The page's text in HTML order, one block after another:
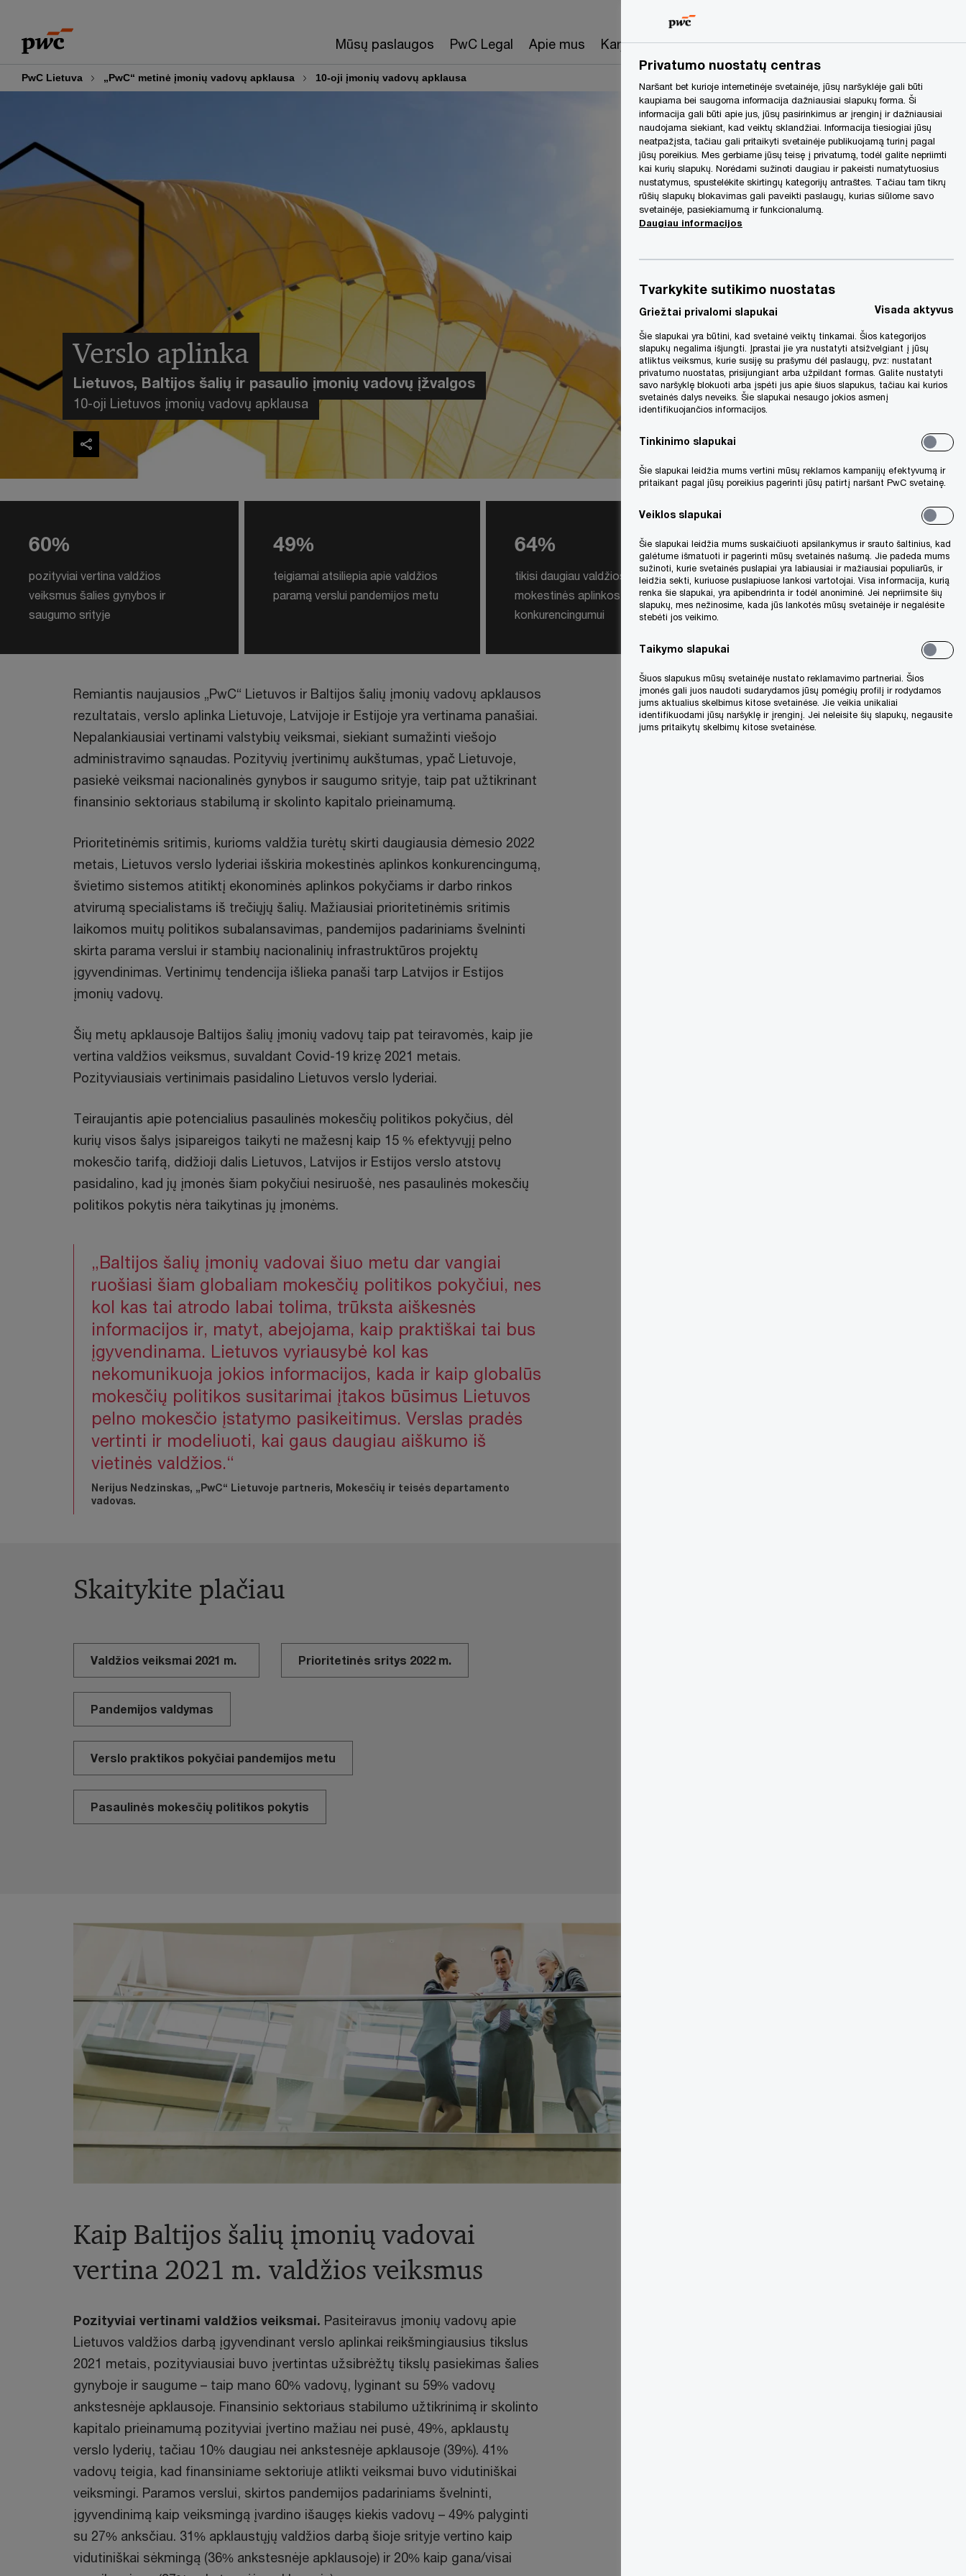
content
footer
Mūsų paslaugos PwC Legal Apie mus Karjera Search
PwC Lietuva „PwC“ metinė įmonių vadovų apklausa 10-oji įmonių vadovų apklausa
Verslo aplinka
Lietuvos, Baltijos šalių ir pasaulio įmonių vadovų įžvalgos
10-oji Lietuvos įmonių vadovų apklausa
60%
pozityviai vertina valdžios
veiksmus šalies gynybos ir
saugumo srityje
49%
teigiamai atsiliepia apie valdžios
paramą verslui pandemijos metu
64%
tikisi daugiau valdžios dėmesio
mokestinės aplinkos
konkurencingumui
61%
įmonių Lietuvoje skatina darbą
nuotoliniu būdu
Remiantis naujausios „PwC“ Lietuvos ir Baltijos šalių įmonių vadovų apklausos
rezultatais, verslo aplinka Lietuvoje, Latvijoje ir Estijoje yra vertinama panašiai.
Nepalankiausiai vertinami valstybių veiksmai, siekiant sumažinti viešojo
administravimo sąnaudas. Pozityvių įvertinimų aukštumas, ypač Lietuvoje,
pasiekė veiksmai nacionalinės gynybos ir saugumo srityje, taip pat užtikrinant
finansinio sektoriaus stabilumą ir skolinto kapitalo prieinamumą.
Prioritetinėmis sritimis, kurioms valdžia turėtų skirti daugiausia dėmesio 2022
metais, Lietuvos verslo lyderiai išskiria mokestinės aplinkos konkurencingumą,
švietimo sistemos atitiktį ekonominės aplinkos pokyčiams ir darbo rinkos
atvirumą specialistams iš trečiųjų šalių. Mažiausiai prioritetinėmis sritimis
laikomos muitų politikos subalansavimas, pandemijos padariniams švelninti
skirta parama verslui ir stambių nacionalinių infrastruktūros projektų
įgyvendinimas. Vertinimų tendencija išlieka panaši tarp Latvijos ir Estijos
įmonių vadovų.
Šių metų apklausoje Baltijos šalių įmonių vadovų taip pat teiravomės, kaip jie
vertina valdžios veiksmus, suvaldant Covid-19 krizę 2021 metais.
Pozityviausiais vertinimais pasidalino Lietuvos verslo lyderiai.
Teiraujantis apie potencialius pasaulinės mokesčių politikos pokyčius, dėl
kurių visos šalys įsipareigos taikyti ne mažesnį kaip 15 % efektyvųjį pelno
mokesčio tarifą, didžioji dalis Lietuvos, Latvijos ir Estijos verslo atstovų
pasidalino, kad jų įmonės šiam pokyčiui nesiruošė, nes pasaulinės mokesčių
politikos pokytis nėra taikytinas jų įmonėms.
„Baltijos šalių įmonių vadovai šiuo metu dar vangiai
ruošiasi šiam globaliam mokesčių politikos pokyčiui, nes
kol kas tai atrodo labai tolima, trūksta aiškesnės
informacijos ir, matyt, abejojama, kaip praktiškai tai bus
įgyvendinama. Lietuvos vyriausybė kol kas
nekomunikuoja jokios informacijos, kada ir kaip globalūs
mokesčių politikos susitarimai įtakos būsimus Lietuvos
pelno mokesčio įstatymo pasikeitimus. Verslas pradės
vertinti ir modeliuoti, kai gaus daugiau aiškumo iš
vietinės valdžios.“
Nerijus Nedzinskas, „PwC“ Lietuvoje partneris, Mokesčių ir teisės departamento
vadovas.
Skaitykite plačiau
Valdžios veiksmai 2021 m. Prioritetinės sritys 2022 m.
Pandemijos valdymas
Verslo praktikos pokyčiai pandemijos metu
Pasaulinės mokesčių politikos pokytis
Kaip Baltijos šalių įmonių vadovai
vertina 2021 m. valdžios veiksmus
Pozityviai vertinami valdžios veiksmai. Pasiteiravus įmonių vadovų apie
Lietuvos valdžios darbą įgyvendinant verslo aplinkai reikšmingiausius tikslus
2021 metais, pozityviausiai buvo įvertintas užsibrėžtų tikslų pasiekimas šalies
gynyboje ir saugume – taip mano 60% vadovų, lyginant su 59% vadovų
ankstesnėje apklausoje. Finansinio sektoriaus stabilumo užtikrinimą ir skolinto
kapitalo prieinamumą pozityviai įvertino mažiau nei pusė, 49%, apklaustų
verslo lyderių, tačiau 10% daugiau nei ankstesnėje apklausoje (39%). 41%
vadovų teigia, kad finansiniame sektoriuje atlikti veiksmai buvo vidutiniškai
veiksmingi. Paramos verslui, skirtos pandemijos padariniams švelninti,
įgyvendinimą kaip veiksmingą įvardino išaugęs kiekis vadovų – 49% palyginti
su 27% anksčiau. 31% apklaustųjų valdžios darbą šioje srityje vertino kaip
vidutiniškai sėkmingą (36% ankstesnėje apklausoje) ir 20% kaip gana/visai
Privatumo nuostatų centras
Naršant bet kurioje internetinėje svetainėje, jūsų naršyklėje gali būti
kaupiama bei saugoma informacija dažniausiai slapukų forma. Ši
informacija gali būti apie jus, jūsų pasirinkimus ar įrenginį ir dažniausiai
naudojama siekiant, kad veiktų sklandžiai. Informacija tiesiogiai jūsų
neatpažįsta, tačiau gali pritaikyti svetainėje publikuojamą turinį pagal
jūsų poreikius. Mes gerbiame jūsų teisę į privatumą, todėl galite nepriimti
kai kurių slapukų. Norėdami sužinoti daugiau ir pakeisti numatytuosius
nustatymus, spustelėkite skirtingų kategorijų antraštes. Tačiau tam tikrų
rūšių slapukų blokavimas gali paveikti paslaugų, kurias siūlome savo
svetainėje, pasiekiamumą ir funkcionalumą.
Daugiau informacijos
Tvarkykite sutikimo nuostatas
Griežtai privalomi slapukai Visada aktyvus
Šie slapukai yra būtini, kad svetainė veiktų tinkamai. Šios kategorijos
slapukų negalima išjungti. Įprastai jie yra nustatyti atsižvelgiant į jūsų
atliktus veiksmus, kurie susiję su prašymu dėl paslaugų, pvz: nustatant
privatumo nuostatas, prisijungiant arba užpildant formas. Galite nustatyti
savo naršyklę blokuoti arba įspėti jus apie šiuos slapukus, tačiau kai kurios
svetainės dalys neveiks. Šie slapukai nesaugo jokios asmenį
identifikuojančios informacijos.
Tinkinimo slapukai
Šie slapukai leidžia mums vertini mūsų reklamos kampanijų efektyvumą ir
pritaikant pagal jūsų poreikius pagerinti jūsų patirtį naršant PwC svetainę.
Veiklos slapukai
Šie slapukai leidžia mums suskaičiuoti apsilankymus ir srauto šaltinius, kad
galėtume išmatuoti ir pagerinti mūsų svetainės našumą. Jie padeda mums
sužinoti, kurie svetainės puslapiai yra labiausiai ir mažiausiai populiarūs, ir
leidžia sekti, kuriuose puslapiuose lankosi vartotojai. Visa informacija, kurią
renka šie slapukai, yra apibendrinta ir todėl anoniminė. Jei nepriimsite šių
slapukų, mes nežinosime, kada jūs lankotės mūsų svetainėje ir negalėsite
stebėti jos veikimo.
Taikymo slapukai
Šiuos slapukus mūsų svetainėje nustato reklamavimo partneriai. Šios
įmonės gali juos naudoti sudarydamos jūsų pomėgių profilį ir rodydamos
jums aktualius skelbimus kitose svetainėse. Jie veikia unikaliai
identifikuodami jūsų naršyklę ir įrenginį. Jei neleisite šių slapukų, negausite
jums pritaikytų skelbimų kitose svetainėse.